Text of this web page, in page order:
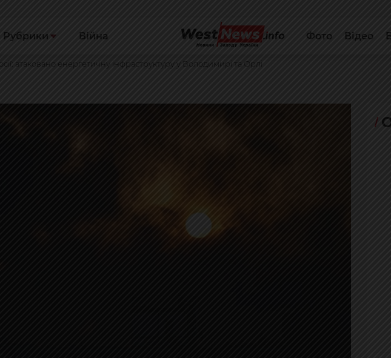
Рубрики Війна Фото Відео
атаковано енергетичну інфраструктуру у Володимирі та Орлі